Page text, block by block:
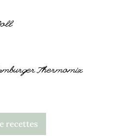
Thermomix
recettes